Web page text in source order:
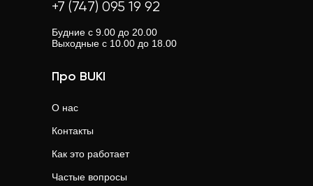
+7 (747) 095 19 92
Будние с 9.00 до 20.00
Выходные с 10.00 до 18.00
Про BUKI
О нас
Контакты
Как это работает
Частые вопросы